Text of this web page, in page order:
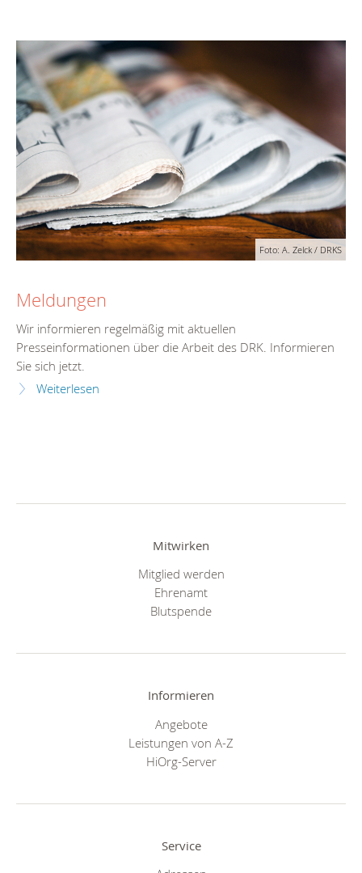
Foto: A. Zelck / DRKS
Meldungen
Wir informieren regelmäßig mit aktuellen
Presseinformationen über die Arbeit des DRK. Informieren
Sie sich jetzt.
Weiterlesen
Mitwirken
Mitglied werden
Ehrenamt
Blutspende
Informieren
Angebote
Leistungen von A-Z
HiOrg-Server
Service